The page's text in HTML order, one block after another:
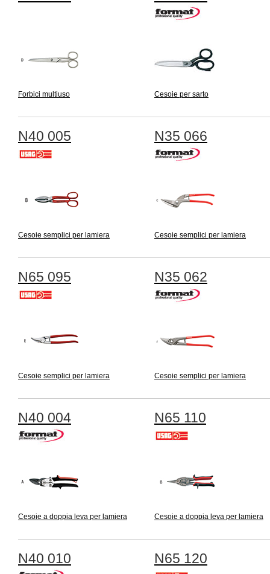
Forbici multiuso Cesoie per sarto
N40 005
Cesoie semplici per lamiera
N35 066
Cesoie semplici per lamiera
N65 095
Cesoie semplici per lamiera
N35 062
Cesoie semplici per lamiera
N40 004
Cesoie a doppia leva per lamiera
N65 110
Cesoie a doppia leva per lamiera
N40 010 N65 120